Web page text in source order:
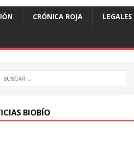
CRÓNICA ROJA LEGALES
BIOBÍO